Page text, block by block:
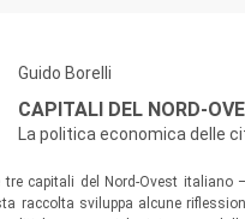
Guido Borelli
CAPITALI DEL NORD-
La politica economica delle
tre capitali del Nord-Ovest italiano
raccolta sviluppa alcune